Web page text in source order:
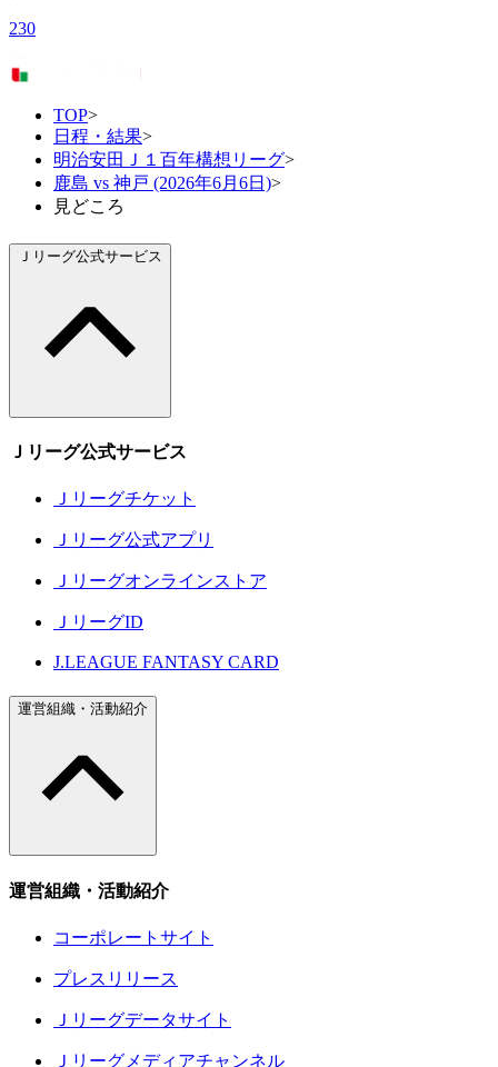
230
TOP>
日程・結果>
明治安田Ｊ１百年構想リーグ>
鹿島 vs 神戸 (2026年6月6日)>
見どころ
Ｊリーグ公式サービス
Ｊリーグ公式サービス
Ｊリーグチケット
Ｊリーグ公式アプリ
Ｊリーグオンラインストア
ＪリーグID
J.LEAGUE FANTASY CARD
運営組織・活動紹介
運営組織・活動紹介
コーポレートサイト
プレスリリース
Ｊリーグデータサイト
Ｊリーグメディアチャンネル